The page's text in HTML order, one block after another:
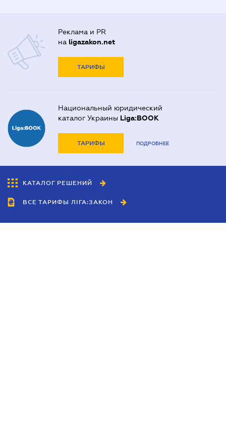
Реклама и PR
на ligazakon.net
ТАРИФЫ
Национальный юридический
каталог Украины Liga:BOOK
ТАРИФЫ ПОДРОБНЕЕ
КАТАЛОГ РЕШЕНИЙ
ВСЕ ТАРИФЫ ЛІГА:ЗАКОН